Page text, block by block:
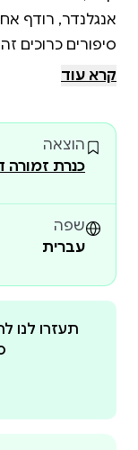
אנגלנדר, רודף
סיפורים כרוכים
זיקים, בקיץ אחד
כמהות בשקט
או לפחות לשוך
מהלכים על גבול
להבליג; הטירון
הכול, חלק
הרחמים, ממנה לא
המערכת וראש
היומית של
במוסף "הארץ",
התפרסמו
קרא עוד
הוצאה
כנרת זמורה
שפה
עברית
תעזרו לנו